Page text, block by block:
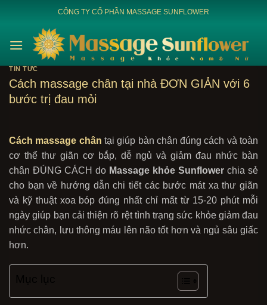
dung
CÔNG TY CỔ PHẦN MASSAGE SUNFLOWER
TIN TỨC
Cách massage chân tại nhà ĐƠN GIẢN với 6
bước trị đau mỏi
Cách massage chân tại giúp bàn chân đúng cách và toàn
cơ thể thư giãn cơ bắp, dễ ngủ và giảm đau nhức bàn
chân ĐÚNG CÁCH do Massage khỏe Sunflower chia sẻ
cho bạn về hướng dẫn chi tiết các bước mát xa thư giãn
và kỹ thuật xoa bóp đúng nhất chỉ mất từ 15-20 phút mỗi
ngày giúp bạn cải thiện rõ rệt tình trạng sức khỏe giảm đau
nhức chân, lưu thông máu lên não tốt hơn và ngủ sâu giấc
hơn.